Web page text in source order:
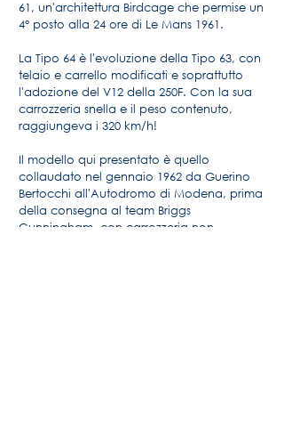
61, un'architettura Birdcage che permise un
4° posto alla 24 ore di Le Mans 1961.
La Tipo 64 è l'evoluzione della Tipo 63, con
telaio e carrello modificati e soprattutto
l'adozione del V12 della 250F. Con la sua
carrozzeria snella e il peso contenuto,
raggiungeva i 320 km/h!
Il modello qui presentato è quello
collaudato nel gennaio 1962 da Guerino
Bertocchi all'Autodromo di Modena, prima
della consegna al team Briggs
Cunningham, con carrozzeria non